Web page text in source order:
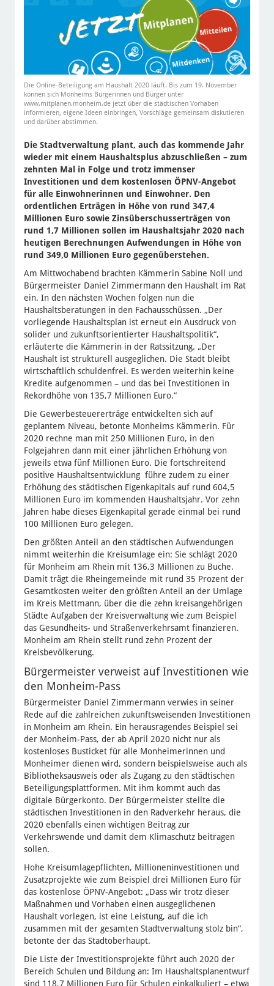
Die Online-Beteiligung am Haushalt 2020 läuft. Bis zum 19. November
können sich Monheims Bürgerinnen und Bürger unter
www.mitplanen.monheim.de jetzt über die städtischen Vorhaben
informieren, eigene Ideen einbringen, Vorschläge gemeinsam diskutieren
und darüber abstimmen.
Die Stadtverwaltung plant, auch das kommende Jahr
wieder mit einem Haushaltsplus abzuschließen – zum
zehnten Mal in Folge und trotz immenser
Investitionen und dem kostenlosen ÖPNV-Angebot
für alle Einwohnerinnen und Einwohner. Den
ordentlichen Erträgen in Höhe von rund 347,4
Millionen Euro sowie Zinsüberschusserträgen von
rund 1,7 Millionen sollen im Haushaltsjahr 2020 nach
heutigen Berechnungen Aufwendungen in Höhe von
rund 349,0 Millionen Euro gegenüberstehen.
Am Mittwochabend brachten Kämmerin Sabine Noll und
Bürgermeister Daniel Zimmermann den Haushalt im Rat
ein. In den nächsten Wochen folgen nun die
Haushaltsberatungen in den Fachausschüssen. „Der
vorliegende Haushaltsplan ist erneut ein Ausdruck von
solider und zukunftsorientierter Haushaltspolitik“,
erläuterte die Kämmerin in der Ratssitzung. „Der
Haushalt ist strukturell ausgeglichen. Die Stadt bleibt
wirtschaftlich schuldenfrei. Es werden weiterhin keine
Kredite aufgenommen – und das bei Investitionen in
Rekordhöhe von 135,7 Millionen Euro.“
Die Gewerbesteuererträge entwickelten sich auf
geplantem Niveau, betonte Monheims Kämmerin. Für
2020 rechne man mit 250 Millionen Euro, in den
Folgejahren dann mit einer jährlichen Erhöhung von
jeweils etwa fünf Millionen Euro. Die fortschreitend
positive Haushaltsentwicklung führe zudem zu einer
Erhöhung des städtischen Eigenkapitals auf rund 604,5
Millionen Euro im kommenden Haushaltsjahr. Vor zehn
Jahren habe dieses Eigenkapital gerade einmal bei rund
100 Millionen Euro gelegen.
Den größten Anteil an den städtischen Aufwendungen
nimmt weiterhin die Kreisumlage ein: Sie schlägt 2020
für Monheim am Rhein mit 136,3 Millionen zu Buche.
Damit trägt die Rheingemeinde mit rund 35 Prozent der
Gesamtkosten weiter den größten Anteil an der Umlage
im Kreis Mettmann, über die die zehn kreisangehörigen
Städte Aufgaben der Kreisverwaltung wie zum Beispiel
das Gesundheits- und Straßenverkehrsamt finanzieren.
Monheim am Rhein stellt rund zehn Prozent der
Kreisbevölkerung.
Bürgermeister verweist auf Investitionen wie
den Monheim-Pass
Bürgermeister Daniel Zimmermann verwies in seiner
Rede auf die zahlreichen zukunftsweisenden Investitionen
in Monheim am Rhein. Ein herausragendes Beispiel sei
der Monheim-Pass, der ab April 2020 nicht nur als
kostenloses Busticket für alle Monheimerinnen und
Monheimer dienen wird, sondern beispielsweise auch als
Bibliotheksausweis oder als Zugang zu den städtischen
Beteiligungsplattformen. Mit ihm kommt auch das
digitale Bürgerkonto. Der Bürgermeister stellte die
städtischen Investitionen in den Radverkehr heraus, die
2020 ebenfalls einen wichtigen Beitrag zur
Verkehrswende und damit dem Klimaschutz beitragen
sollen.
Hohe Kreisumlagepflichten, Millioneninvestitionen und
Zusatzprojekte wie zum Beispiel drei Millionen Euro für
das kostenlose ÖPNV-Angebot: „Dass wir trotz dieser
Maßnahmen und Vorhaben einen ausgeglichenen
Haushalt vorlegen, ist eine Leistung, auf die ich
zusammen mit der gesamten Stadtverwaltung stolz bin“,
betonte der das Stadtoberhaupt.
Die Liste der Investitionsprojekte führt auch 2020 der
Bereich Schulen und Bildung an: Im Haushaltsplanentwurf
sind 118,7 Millionen Euro für Schulen einkalkuliert – etwa